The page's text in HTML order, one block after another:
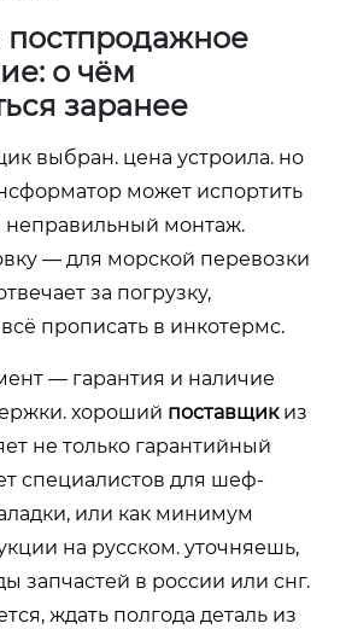
постпродажное
о чём
заранее
выбран. цена устроила. но
может испортить
неправильный монтаж.
— для морской перевозки
за погрузку,
прописать в инкотермс.
— гарантия и наличие
хороший поставщикиз
не только гарантийный
специалистов для шеф-
или как минимум
на русском. уточняешь,
запчастей в россии или снг.
ждать полгода деталь из